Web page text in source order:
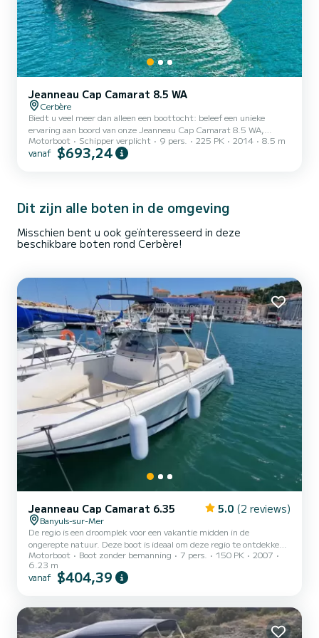
Jeanneau Cap Camarat 8.5 WA
Cerbère
Biedt u veel meer dan alleen een boottocht: beleef een unieke
ervaring aan boord van onze Jeanneau Cap Camarat 8.5 WA,
vertrekkend vanuit CERBERE, bij de poorten van de Costa Brava en
het natuurpark Cap de Creus. Onder begeleiding van uw
de Creus, de authentieke charme van Cadaqués en Portlliga...
Motorboot Schipper verplicht 9 pers. 225 PK 2014 8.5 m
vanaf $693,24
Dit zijn alle boten in de omgeving
Misschien bent u ook geïnteresseerd in deze
beschikbare boten rond Cerbère!
Jeanneau Cap Camarat 6.35 5.0 (2 reviews)
Banyuls-sur-Mer
De regio is een droomplek voor een vakantie midden in de
ongerepte natuur. Deze boot is ideaal om deze regio te ontdekken,
met een capaciteit aan boord van 7 personen, perfect voor
uitstapjes met familie of vrienden. Vertrek vanuit Banyuls
verschillende keuzes: Collioure, Anse de Paulilles, Baai van
Spanje op ongeveer twintig minuten afstand, en de kust is
werkelijk fantastisch....
Motorboot Boot zonder bemanning 7 pers. 150 PK
2007
6.23 m
vanaf $404,39